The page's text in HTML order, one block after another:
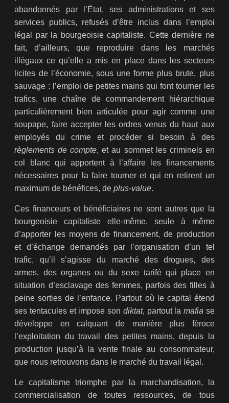
abandonnés par l’État, ses administrations et ses
services publics, refusés d’être inclus dans l’emploi
légal par la bourgeoisie capitaliste. Cette dernière ne
fait, d’ailleurs, que reproduire dans les marchés
illégaux ce qu’elle a mis en place dans les secteurs
licites de l’économie, sous une forme plus brute, plus
sauvage : l’emploi de petites mains qui font tourner les
trafics, une chaîne de commandement hiérarchique
particulièrement bien articulée pour agir comme une
soupape, faire accepter les ordres venus du haut aux
employés du crime et procéder si besoin à des
règlements de compte, et au sommet les criminels en
col blanc qui apportent à l’affaire les financements
nécessaires pour la faire tourner et qui en retirent un
maximum de bénéfices, deplus-value.
Ces financeurs et bénéficiaires ne sont autres que la
bourgeoisie capitaliste elle-même, seule à même
d’apporter les moyens de financement, de production
et d’échange demandés par l’organisation d’un tel
trafic, qu’il s’agisse du marché des drogues, des
armes, des organes ou du sexe tarifé qui place en
situation d’esclavage des femmes, parfois des filles à
peine sorties de l’enfance. Partout où le capital étend
ses tentacules et impose son diktat, partout la mafia se
développe en calquant de manière plus féroce
l’exploitation du travail des petites mains, depuis la
production jusqu’à la vente finale au consommateur,
que nous retrouvons dans le marché du travail légal.
Le capitalisme triomphe par la marchandisation, la
commercialisation de toutes ressources, de tous